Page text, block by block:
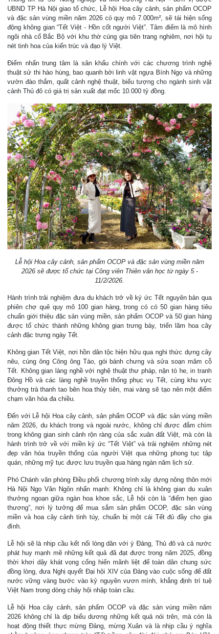
UBND TP Hà Nội giao tổ chức, Lễ hội Hoa cây cảnh, sản phẩm OCOP
và đặc sản vùng miền năm 2026 có quy mô 7.000m², sẽ tái hiện sống
động không gian “Tết Việt - Hồn cốt người Việt”. Tâm điểm là mô hình
ngôi nhà cổ Bắc Bộ với khu thờ cúng gia tiên trang nghiêm, nơi hội tụ
nét tinh hoa của kiến trúc và đạo lý Việt.
Điểm nhấn trung tâm là sân khấu chính với các chương trình nghệ
thuật sử thi hào hùng, bao quanh bởi linh vật ngựa Bính Ngọ và những
vườn đào thắm, quất cảnh nghệ thuật, biểu tượng cho ngành sinh vật
cảnh Thủ đô có giá trị sản xuất đạt mốc 10.000 tỷ đồng.
Lễ hội Hoa cây cảnh, sản phẩm OCOP và đặc sản vùng miền năm
2026 sẽ được tổ chức tại Công viên Thiên văn học từ ngày 5 -
11/2/2026.
Hành trình trải nghiệm đưa du khách trở về ký ức Tết nguyên bản qua
phiên chợ quê quy mô 100 gian hàng, trong có có 50 gian hàng tiêu
chuẩn giới thiệu đặc sản vùng miền, sản phẩm OCOP và 50 gian hàng
được tổ chức thành những không gian trưng bày, triển lãm hoa cây
cảnh đặc trưng ngày Tết.
Không gian Tết Việt, nơi hồn dân tộc hiện hữu qua nghi thức dựng cây
nêu, cúng ông Công ông Táo, gói bánh chưng và sửa soạn mâm cỗ
Tết. Không gian làng nghề với nghệ thuật thư pháp, nặn tò he, in tranh
Đông Hồ và các làng nghề truyền thống phục vụ Tết, cùng khu vực
thưởng trà thanh tao bên hoa thủy tiên, mai vàng sẽ tạo nên một điểm
chạm văn hóa đa chiều.
Đến với Lễ hội Hoa cây cảnh, sản phẩm OCOP và đặc sản vùng miền
năm 2026, du khách trong và ngoài nước, không chỉ được đắm chìm
trong không gian sinh cảnh rộn ràng của sắc xuân đất Việt, mà còn là
hành trình trở về với miền ký ức “Tết Việt” và trải nghiệm những nét
đẹp văn hóa truyền thống của người Việt qua những phong tục tập
quán, những mỹ tục được lưu truyền qua hàng ngàn năm lịch sử.
Phó Chánh văn phòng Điều phối chương trình xây dựng nông thôn mới
Hà Nội Ngọ Văn Ngôn nhấn mạnh: Không chỉ là không gian du xuân
thưởng ngoạn giữa ngàn hoa khoe sắc, Lễ hội còn là “điểm hẹn giao
thương”, nơi lý tưởng để mua sắm sản phẩm OCOP, đặc sản vùng
miền và hoa cây cảnh tinh túy, chuẩn bị một cái Tết đủ đầy cho gia
đình.
Lễ hội sẽ là nhịp cầu kết nối lòng dân với ý Đảng, Thủ đô và cả nước
phát huy mạnh mẽ những kết quả đã đạt được trong năm 2025, đồng
thời khơi dậy khát vọng cống hiến mãnh liệt để toàn dân chung sức
đồng lòng, đưa Nghị quyết Đại hội XIV của Đảng vào cuộc sống để đất
nước vững vàng bước vào kỷ nguyên vươn mình, khẳng định trí tuệ
Việt Nam trong dòng chảy hội nhập toàn cầu.
Lễ hội Hoa cây cảnh, sản phẩm OCOP và đặc sản vùng miền năm
2026 không chỉ là dịp biểu dương những kết quả nói trên, mà còn là
hoạt động thiết thực mừng Đảng, mừng Xuân và là nhịp cầu ý nghĩa